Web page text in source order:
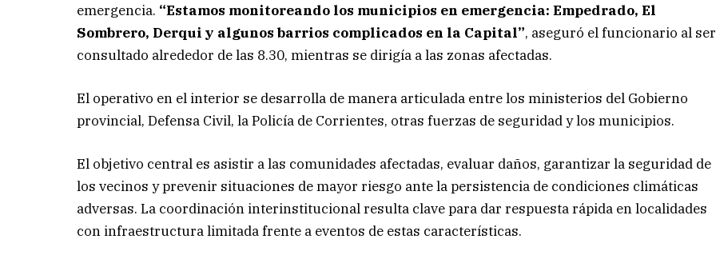
emergencia. “Estamos monitoreando los municipios en emergencia: Empedrado, El
Sombrero, Derqui y algunos barrios complicados en la Capital”, aseguró el funcionario al ser
consultado alrededor de las 8.30, mientras se dirigía a las zonas afectadas.
El operativo en el interior se desarrolla de manera articulada entre los ministerios del Gobierno
provincial, Defensa Civil, la Policía de Corrientes, otras fuerzas de seguridad y los municipios.
El objetivo central es asistir a las comunidades afectadas, evaluar daños, garantizar la seguridad de
los vecinos y prevenir situaciones de mayor riesgo ante la persistencia de condiciones climáticas
adversas. La coordinación interinstitucional resulta clave para dar respuesta rápida en localidades
con infraestructura limitada frente a eventos de estas características.